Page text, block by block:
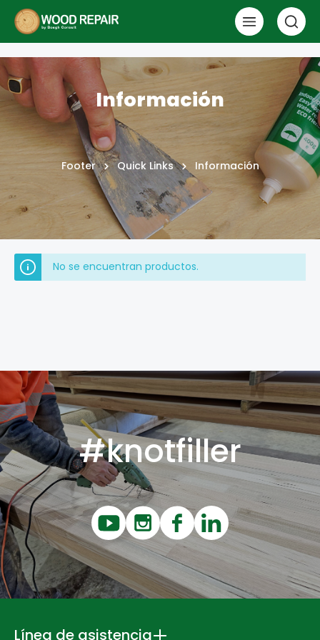
Información
Footer Quick Links Información
No se encuentran productos.
#knotfiller
Línea de asistencia